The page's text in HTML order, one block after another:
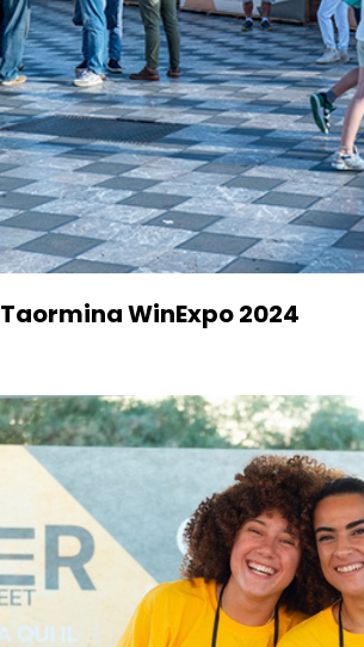
Taormina WinExpo 2024